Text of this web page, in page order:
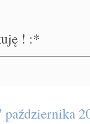
! :*
października